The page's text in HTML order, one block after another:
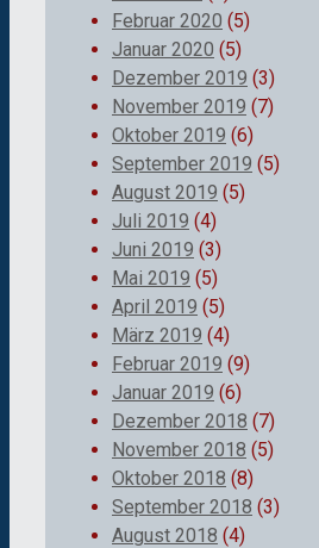
Februar 2020 (5)
Januar 2020 (5)
Dezember 2019 (3)
November 2019 (7)
Oktober 2019 (6)
September 2019 (5)
August 2019 (5)
Juli 2019 (4)
Juni 2019 (3)
Mai 2019 (5)
April 2019 (5)
März 2019 (4)
Februar 2019 (9)
Januar 2019 (6)
Dezember 2018 (7)
November 2018 (5)
Oktober 2018 (8)
September 2018 (3)
August 2018 (4)